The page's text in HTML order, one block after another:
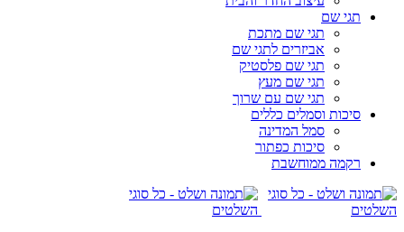
תגי שם
תגי שם מתכת
אביזרים לתגי שם
תגי שם פלסטיק
תגי שם מעץ
תגי שם עם שרוך
סיכות וסמלים כללים
סמל המדינה
סיכות כפתור
רקמה ממוחשבת